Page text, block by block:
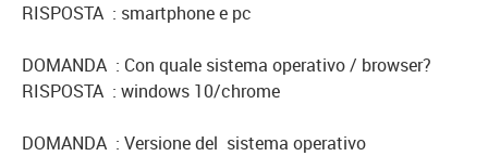
RISPOSTA : smartphone e pc
DOMANDA : Con quale sistema operativo / browser?
RISPOSTA : windows 10/chrome
DOMANDA : Versione del sistema operativo